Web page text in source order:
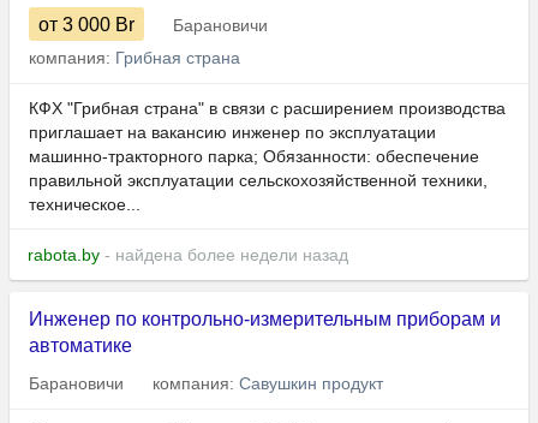
от 3 000 Br
Барановичи
компания: Грибная страна
КФХ "Грибная страна" в связи с расширением производства
приглашает на вакансию инженер по эксплуатации
машинно-тракторного парка; Обязанности: обеспечение
правильной эксплуатации сельскохозяйственной техники,
техническое...
rabota.by - найдена более недели назад
Инженер по контрольно-измерительным приборам и
автоматике
Барановичи компания: Савушкин продукт